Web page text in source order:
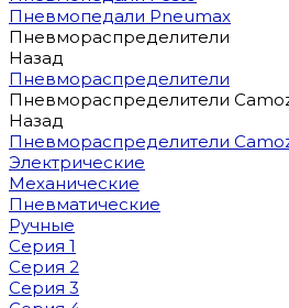
Пневмопедали Pneumax
Пневмораспределители
Назад
Пневмораспределители
Пневмораспределители
Назад
Пневмораспределители
Электрические
Механические
Пневматические
Ручные
Серия 1
Серия 2
Серия 3